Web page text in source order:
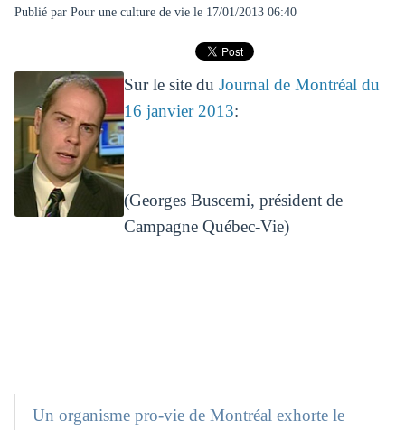
Publié par Pour une culture de viele 17/01/2013 06:40
Sur le site du Journal de Montréal du
16 janvier 2013:
(Georges Buscemi, président de
Campagne Québec-Vie)
Un organisme pro-vie de Montréal exhorte le